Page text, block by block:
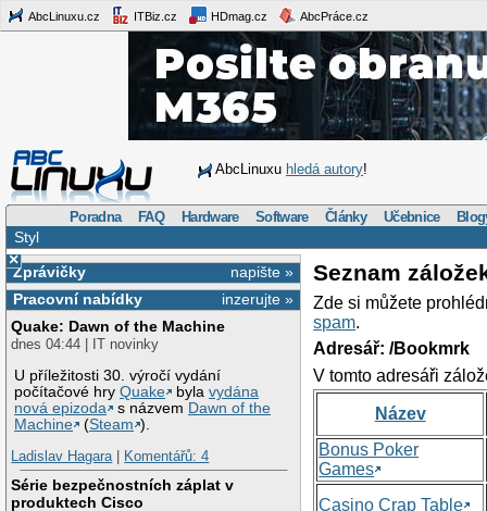
AbcLinuxu.cz ITBiz.cz HDmag.cz AbcPráce.cz
AbcLinuxu hledá autory!
Poradna FAQ Hardware Software Články Učebnice
Styl
×
napište »
Zprávičky
inzerujte »
Pracovní nabídky
Quake: Dawn of the Machine
dnes 04:44 | IT novinky
U příležitosti 30. výročí vydání
počítačové hryQuake bylavydána
nová epizoda
s názvem Dawn of the
Machine
(Steam ).
Ladislav Hagara| Komentářů: 4
Série bezpečnostních záplat v
produktech Cisco
Seznam
Zde si můžete
spam.
Adresář: /Bookmrk
V tomto adresáři
Název
Bonus Poker
Games
Casino Crap Table